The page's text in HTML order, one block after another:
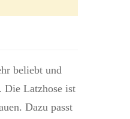
beliebt und
Die Latzhose ist
Dazu passt